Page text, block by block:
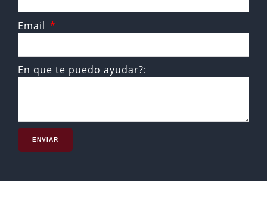
Email
En que te puedo ayudar?:
ENVIAR